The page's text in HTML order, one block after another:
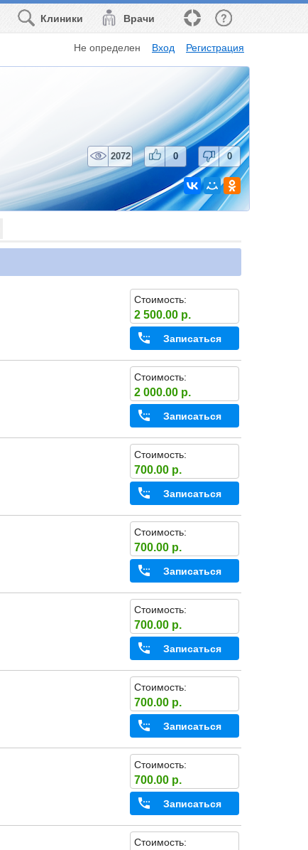
Врачи
Клиники
Не определен Вход Регистрация
2072 0 0
Стоимость:
2 500.00 р.
Записаться
Стоимость:
2 000.00 р.
Записаться
Стоимость:
700.00 р.
Записаться
Стоимость:
700.00 р.
Записаться
Стоимость:
700.00 р.
Записаться
Стоимость:
700.00 р.
Записаться
Стоимость:
700.00 р.
Записаться
Стоимость: